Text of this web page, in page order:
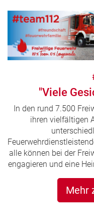
"Viele
In den rund 7.500
ihren vielfältigen
alle können bei der
engagieren und eine
Mehr